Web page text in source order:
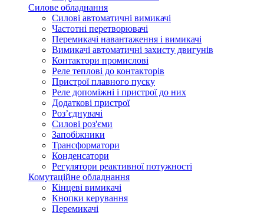
Силове обладнання
Силові автоматичні вимикачі
Частотні перетворювачі
Перемикачі навантаження і вимикачі
Вимикачі автоматичні захисту двигунів
Контактори промислові
Реле теплові до контакторів
Пристрої плавного пуску
Реле допоміжні і пристрої до них
Додаткові пристрої
Роз’єднувачі
Силові роз'єми
Запобіжники
Трансформатори
Конденсатори
Регулятори реактивної потужності
Комутаційне обладнання
Кінцеві вимикачі
Кнопки керування
Перемикачі